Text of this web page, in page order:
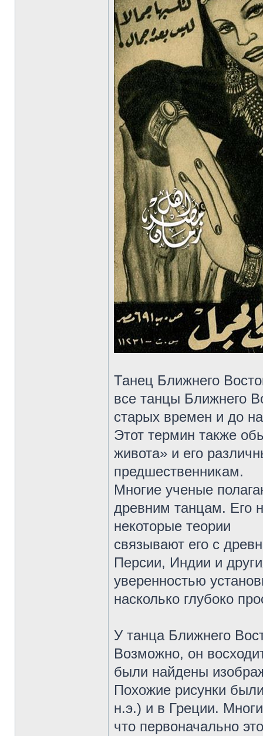
Танец Ближнего
все танцы Ближнего
старых времен и до
Этот термин также
живота» и его
предшественникам.
Многие ученые
древним танцам. Его
некоторые теории
связывают его с
Персии, Индии и
уверенностью
насколько глубоко
У танца Ближнего
Возможно, он
были найдены
Похожие рисунки
н.э.) и в Греции.
что первоначально